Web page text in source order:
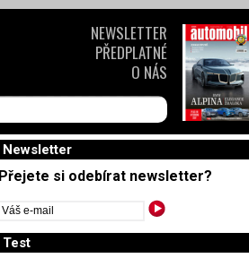
Newsletter
Přejete si odebírat newsletter?
Test
NEWSLETTER
PŘEDPLATNÉ
O NÁS